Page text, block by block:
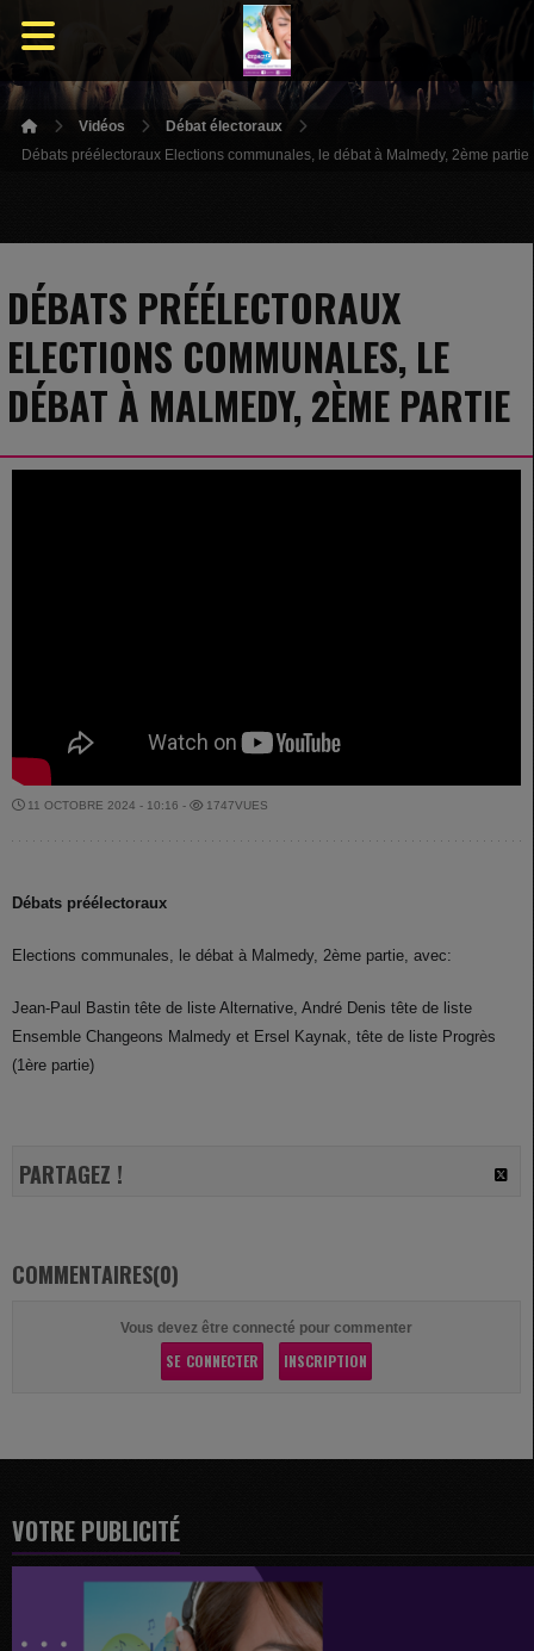
Vidéos
Débat électoraux
Débats préélectoraux Elections communales, le débat à Malmedy, 2ème partie
DÉBATS PRÉÉLECTORAUX
ELECTIONS COMMUNALES, LE
DÉBAT À MALMEDY, 2ÈME PARTIE
11 OCTOBRE 2024 - 10:16 - 1747VUES
Débats préélectoraux
Elections communales, le débat à Malmedy, 2ème partie, avec:
Jean-Paul Bastin tête de liste Alternative, André Denis tête de liste
Ensemble Changeons Malmedy et Ersel Kaynak, tête de liste Progrès
(1ère partie)
PARTAGEZ !
COMMENTAIRES(0)
Vous devez être connecté pour commenter
SE CONNECTER INSCRIPTION
VOTRE PUBLICITÉ